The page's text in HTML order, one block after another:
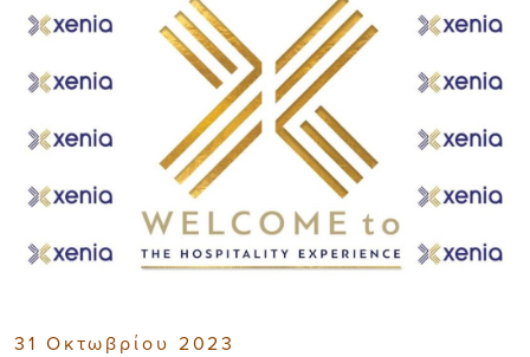
31 Οκτωβρίου 2023